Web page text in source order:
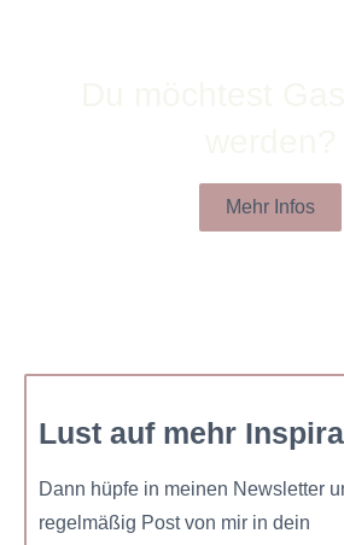
Mehr Infos
Lust auf mehr
Dann hüpfe in meinen Newsletter
regelmäßig Post von mir in dein